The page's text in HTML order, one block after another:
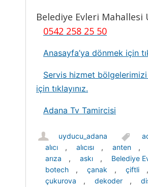
Belediye Evleri Mahallesi
0542 258 25 50
Anasayfa’ya dönmek için
Servis hizmet
için tıklayınız.
Adana Tv Tamircisi
uyducu_adana
alıcı
, alıcısı , anten ,
arıza
, askı , Belediye
botech
, çanak , çiftli
,
çukurova
, dekoder ,